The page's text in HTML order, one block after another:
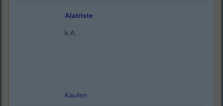
Alatriste
k.A.
Kaufen